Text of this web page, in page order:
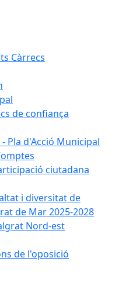
Càrrecs
de confiança
Pla d'Acció Municipal
ciutadana
i diversitat de
de Mar 2025-2028
Nord-est
de l'oposició